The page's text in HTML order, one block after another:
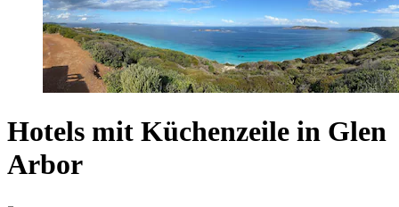
Hotels mit Küchenzeile in Glen
Arbor